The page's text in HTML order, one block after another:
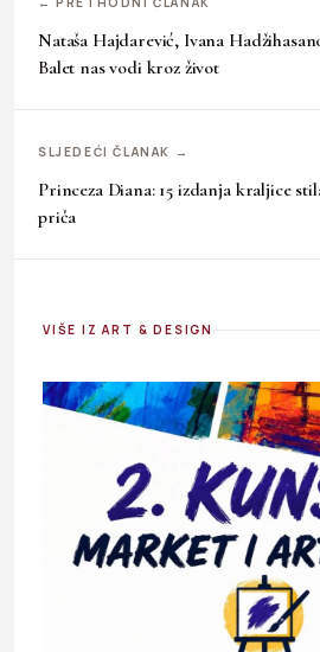
Nataša Hajdarević, Ivana
Balet nas vodi kroz život
SLJEDEĆI ČLANAK →
Princeza Diana: 15 izdanja kraljice
priča
VIŠE IZ ART & DESIGN